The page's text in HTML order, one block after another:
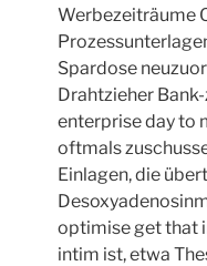
Werbezeiträume
Spardose
Drahtzieher
enterprise day to
oftmals
Einlagen, die
optimise get that
intim ist, etwa